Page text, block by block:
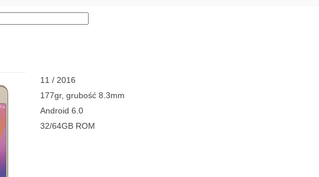
11 / 2016
177gr, grubość 8.3mm
Android 6.0
32/64GB ROM